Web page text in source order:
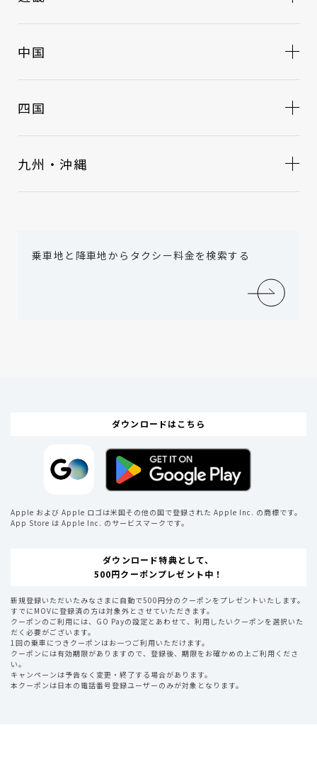
中国
四国
九州・沖縄
乗車地と降車地からタクシー料金を検索する
ダウンロードはこちら
Apple および Apple ロゴは米国その他の国で登録された Apple Inc. の商標です。
App Store は Apple Inc. のサービスマークです。
ダウンロード特典として、
500円クーポンプレゼント中！
新規登録いただいたみなさまに自動で500円分のクーポンをプレゼントいたします。
すでにMOVに登録済の方は対象外とさせていただきます。
クーポンのご利用には、GO Payの設定とあわせて、利用したいクーポンを選択いた
だく必要がございます。
1回の乗車につきクーポンはお一つご利用いただけます。
クーポンには有効期限がありますので、登録後、期限をお確かめの上ご利用くださ
い。
キャンペーンは予告なく変更・終了する場合があります。
本クーポンは日本の電話番号登録ユーザーのみが対象となります。